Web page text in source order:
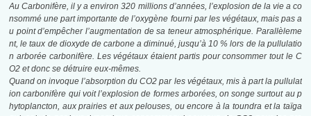
Au Carbonifère, il y a environ 320 millions d’années, l’explosion de la vie a co
nsomméune part importante de l’oxygène fourni par les végétaux, mais pas a
u point d’empêcher l’augmentation de sa teneur atmosphérique. Parallèleme
nt, le taux de dioxyde de carbone a diminué, jusqu’à 10 % lors de la pullulatio
n arborée carbonifère. Les végétaux étaient partis pour consommer tout le C
O2 et donc se détruire eux-mêmes.
Quand on invoque l’absorption du CO2 par les végétaux, mis à part la pullulat
ion carbonifère qui voit l’explosion de formes arborées, on songe surtout au p
hytoplancton, aux prairies et aux pelouses, ou encore à la toundra et la taïga